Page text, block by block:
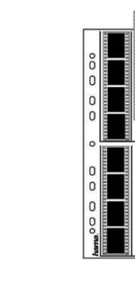
ID/ Körkort /
Skadefoto /
Skolfoto /
Information